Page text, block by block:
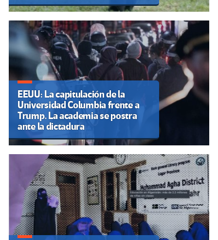
EEUU: La capitulación de la
Universidad Columbia frente a
Trump. La academia se postra
ante la dictadura